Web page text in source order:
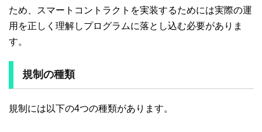
ため、スマートコントラクトを実装するためには実際の運
用を正しく理解しプログラムに落とし込む必要がありま
す。
規制の種類
規制には以下の4つの種類があります。